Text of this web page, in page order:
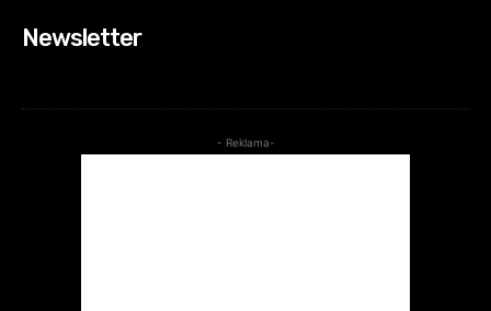
Newsletter
- Reklama-